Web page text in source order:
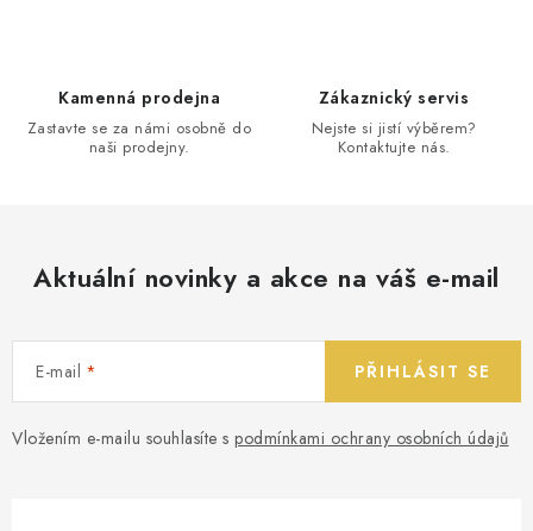
Kamenná prodejna
Zastavte se za námi osobně do
naši prodejny.
Zákaznický servis
Nejste si jistí výběrem?
Kontaktujte nás.
Aktuální novinky a akce na váš e-mail
E-mail
Vložením e-mailu souhlasíte s podmínkami ochrany osobních údajů
PŘIHLÁSIT SE